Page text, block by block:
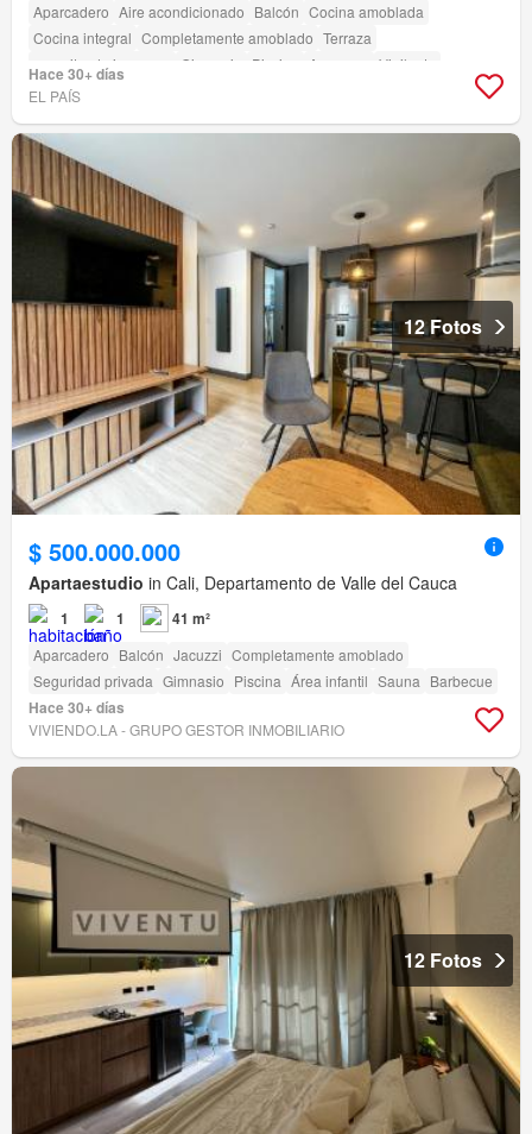
Aparcadero Aire acondicionado Balcón Cocina amoblada
Cocina integral Completamente amoblado Terraza
amenity_drying_area
Gimnasio Piscina Ascensor
Vigilante
Barbecue
Hace 30+ días
EL PAÍS
12 Fotos
$ 500.000.000
Apartaestudio in Cali, Departamento de Valle del Cauca
1 1 41 m²
Aparcadero Balcón Jacuzzi Completamente amoblado
Seguridad privada Gimnasio Piscina Área infantil Sauna Barbecue
Hace 30+ días
VIVIENDO.LA - GRUPO GESTOR INMOBILIARIO
12 Fotos